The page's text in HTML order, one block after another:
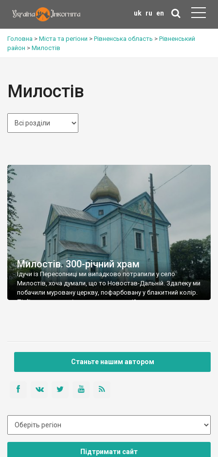
uk ru en
Головна > Міста та регіони > Рівненська область > Рівненський
район > Милостів
Милостів
Милостів. 300-річний храм
Їдучи із Пересопниці ми випадково потрапили у село
Милостів, хоча думали, що то Новостав-Дальній. Здалеку ми
побачили муровану церкву, пофарбовану у блакитний колір.
Під’їхавши зрозуміли – то дуже древній храм, адже має
Станьте нашим автором
Підтримати сайт